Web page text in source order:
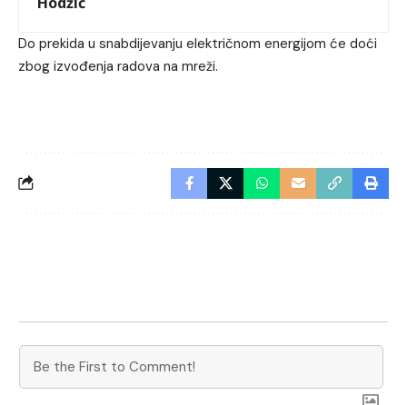
Do prekida u snabdijevanju električnom energijom će doći
zbog izvođenja radova na mreži.